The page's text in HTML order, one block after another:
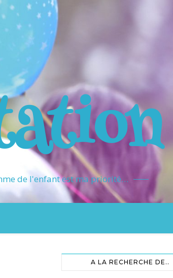
de l'enfant est ma priorité…
A LA RECHERCHE DE..